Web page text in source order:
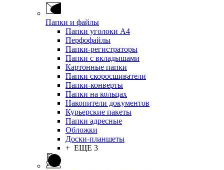
Папки и файлы
Папки уголоки А4
Перфофайлы
Папки-регистраторы
Папки с вкладышами
Картонные папки
Папки скоросшиватели
Папки-конверты
Папки на кольцах
Накопители документов
Курьерские пакеты
Папки адресные
Обложки
Доски-планшеты
+ ЕЩЕ 3